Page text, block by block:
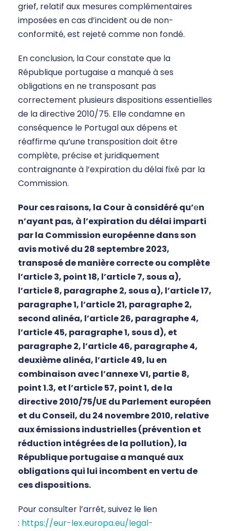
grief, relatif aux mesures complémentaires
imposées en cas d’incident ou de non-
conformité, est rejeté comme non fondé.
En conclusion, la Cour constate que la
République portugaise a manqué à ses
obligations en ne transposant pas
correctement plusieurs dispositions essentielles
de la directive 2010/75. Elle condamne en
conséquence le Portugal aux dépens et
réaffirme qu’une transposition doit être
complète, précise et juridiquement
contraignante à l’expiration du délai fixé par la
Commission.
Pour ces raisons, la Cour à considéré qu’en
n’ayant pas, à l’expiration du délai imparti
par la Commission européenne dans son
avis motivé du 28 septembre 2023,
transposé de manière correcte ou complète
l’article 3, point 18, l’article 7, sous a),
l’article 8, paragraphe 2, sous a), l’article 17,
paragraphe 1, l’article 21, paragraphe 2,
second alinéa, l’article 26, paragraphe 4,
l’article 45, paragraphe 1, sous d), et
paragraphe 2, l’article 46, paragraphe 4,
deuxième alinéa, l’article 49, lu en
combinaison avec l’annexe VI, partie 8,
point 1.3, et l’article 57, point 1, de la
directive 2010/75/UE du Parlement européen
et du Conseil, du 24 novembre 2010, relative
aux émissions industrielles (prévention et
réduction intégrées de la pollution), la
République portugaise a manqué aux
obligations qui lui incombent en vertu de
ces dispositions.
Pour consulter l’arrêt, suivez le lien
: https://eur-lex.europa.eu/legal-